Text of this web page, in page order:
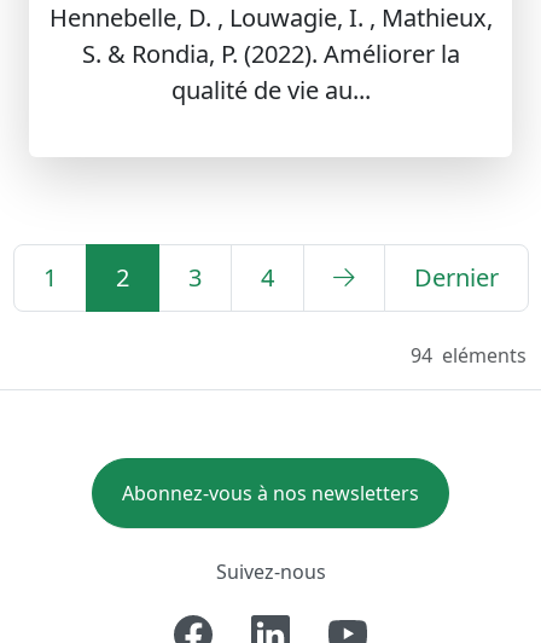
Hennebelle, D. , Louwagie, I. , Mathieux,
S. & Rondia, P. (2022). Améliorer la
qualité de vie au...
1 2 3 4 Dernier
94 eléments
Abonnez-vous à nos newsletters
Suivez-nous